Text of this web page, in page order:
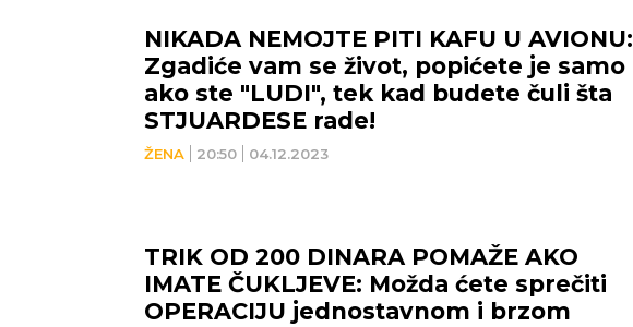
ŽENA 20:50 04.12.2023
NIKADA NEMOJTE PITI KAFU U AVIONU:
Zgadiće vam se život, popićete je samo
ako ste "LUDI", tek kad budete čuli šta
STJUARDESE rade!
TRIK OD 200 DINARA POMAŽE AKO
IMATE ČUKLJEVE: Možda ćete sprečiti
OPERACIJU jednostavnom i brzom